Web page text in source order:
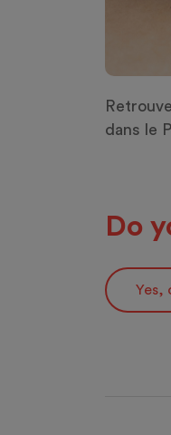
dans le
Do
Yes,